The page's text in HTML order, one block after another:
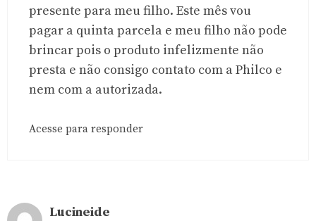
presente para meu filho. Este mês vou
pagar a quinta parcela e meu filho não pode
brincar pois o produto infelizmente não
presta e não consigo contato com a Philco e
nem com a autorizada.
Acesse para responder
Lucineide